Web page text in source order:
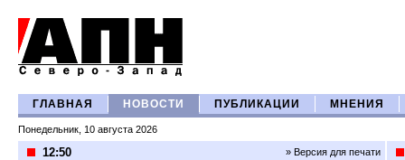
ГЛАВНАЯ НОВОСТИ ПУБЛИКАЦИИ МНЕНИЯ
Понедельник, 10 августа 2026
12:50 » Версия для печати